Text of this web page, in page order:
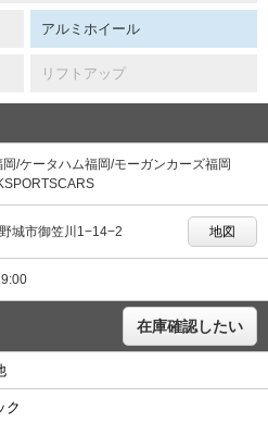
アルミホイール
リフトアップ
岡/ケータハム福岡/モーガンカーズ福岡
城市御笠川1−14−2 地図
在庫確認したい
ク